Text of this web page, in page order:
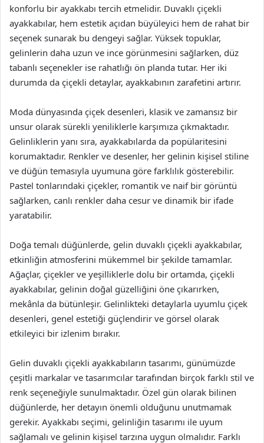
konforlu bir ayakkabı tercih etmelidir. Duvaklı çiçekli
ayakkabılar, hem estetik açıdan büyüleyici hem de rahat bir
seçenek sunarak bu dengeyi sağlar. Yüksek topuklar,
gelinlerin daha uzun ve ince görünmesini sağlarken, düz
tabanlı seçenekler ise rahatlığı ön planda tutar. Her iki
durumda da çiçekli detaylar, ayakkabının zarafetini artırır.
Moda dünyasında çiçek desenleri, klasik ve zamansız bir
unsur olarak sürekli yeniliklerle karşımıza çıkmaktadır.
Gelinliklerin yanı sıra, ayakkabılarda da popülaritesini
korumaktadır. Renkler ve desenler, her gelinin kişisel stiline
ve düğün temasıyla uyumuna göre farklılık gösterebilir.
Pastel tonlarındaki çiçekler, romantik ve naif bir görüntü
sağlarken, canlı renkler daha cesur ve dinamik bir ifade
yaratabilir.
Doğa temalı düğünlerde, gelin duvaklı çiçekli ayakkabılar,
etkinliğin atmosferini mükemmel bir şekilde tamamlar.
Ağaçlar, çiçekler ve yeşilliklerle dolu bir ortamda, çiçekli
ayakkabılar, gelinin doğal güzelliğini öne çıkarırken,
mekânla da bütünleşir. Gelinlikteki detaylarla uyumlu çiçek
desenleri, genel estetiği güçlendirir ve görsel olarak
etkileyici bir izlenim bırakır.
Gelin duvaklı çiçekli ayakkabıların tasarımı, günümüzde
çeşitli markalar ve tasarımcılar tarafından birçok farklı stil ve
renk seçeneğiyle sunulmaktadır. Özel gün olarak bilinen
düğünlerde, her detayın önemli olduğunu unutmamak
gerekir. Ayakkabı seçimi, gelinliğin tasarımı ile uyum
sağlamalı ve gelinin kişisel tarzına uygun olmalıdır. Farklı